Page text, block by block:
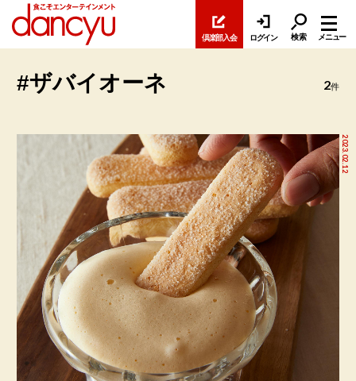
倶楽部入会 ログイン 検索 メニュー
#ザバイオーネ 2件
2023.02.12